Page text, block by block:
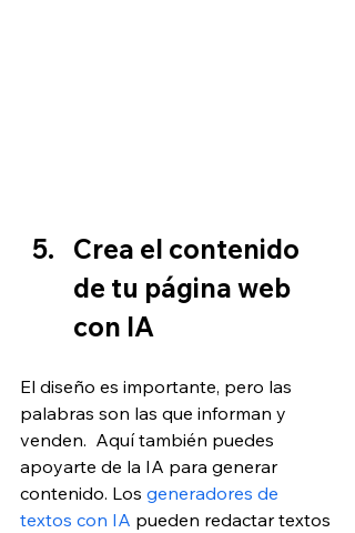
Crea el contenido
de tu página web
con IA
El diseño es importante, pero las
palabras son las que informan y
venden.  Aquí también puedes
apoyarte de la IA para generar
contenido. Los generadores de
textos con IA pueden redactar textos